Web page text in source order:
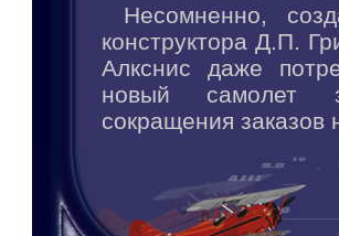
Несомненно,
конструктора Д.П.
Алкснис даже
новый самолет
сокращения заказов